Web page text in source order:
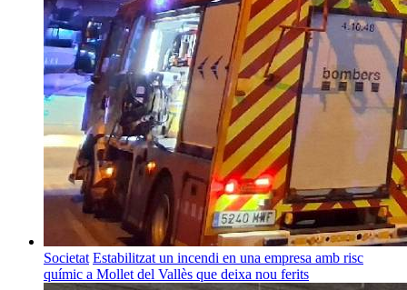
Societat Estabilitzat un incendi en una empresa amb risc
químic a Mollet del Vallès que deixa nou ferits